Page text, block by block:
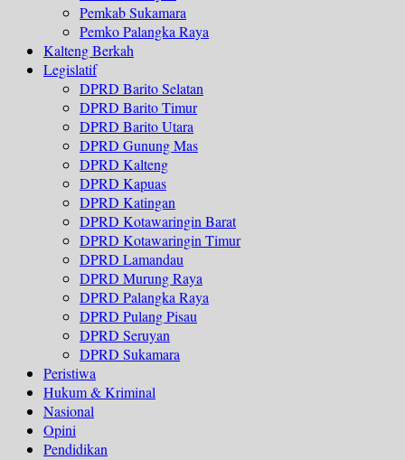
Pemkab Sukamara
Pemko Palangka Raya
Kalteng Berkah
Legislatif
DPRD Barito Selatan
DPRD Barito Timur
DPRD Barito Utara
DPRD Gunung Mas
DPRD Kalteng
DPRD Kapuas
DPRD Katingan
DPRD Kotawaringin Barat
DPRD Kotawaringin Timur
DPRD Lamandau
DPRD Murung Raya
DPRD Palangka Raya
DPRD Pulang Pisau
DPRD Seruyan
DPRD Sukamara
Peristiwa
Hukum & Kriminal
Nasional
Opini
Pendidikan